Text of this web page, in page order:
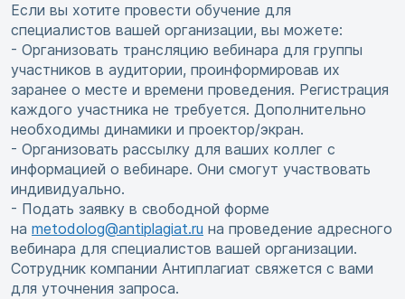
Если вы хотите провести обучение для
специалистов вашей организации, вы можете:
- Организовать трансляцию вебинара для группы
участников в аудитории, проинформировав их
заранее о месте и времени проведения. Регистрация
каждого участника не требуется. Дополнительно
необходимы динамики и проектор/экран.
- Организовать рассылку для ваших коллег с
информацией о вебинаре. Они смогут участвовать
индивидуально.
- Подать заявку в свободной форме
на metodolog@antiplagiat.ru на проведение адресного
вебинара для специалистов вашей организации.
Сотрудник компании Антиплагиат свяжется с вами
для уточнения запроса.